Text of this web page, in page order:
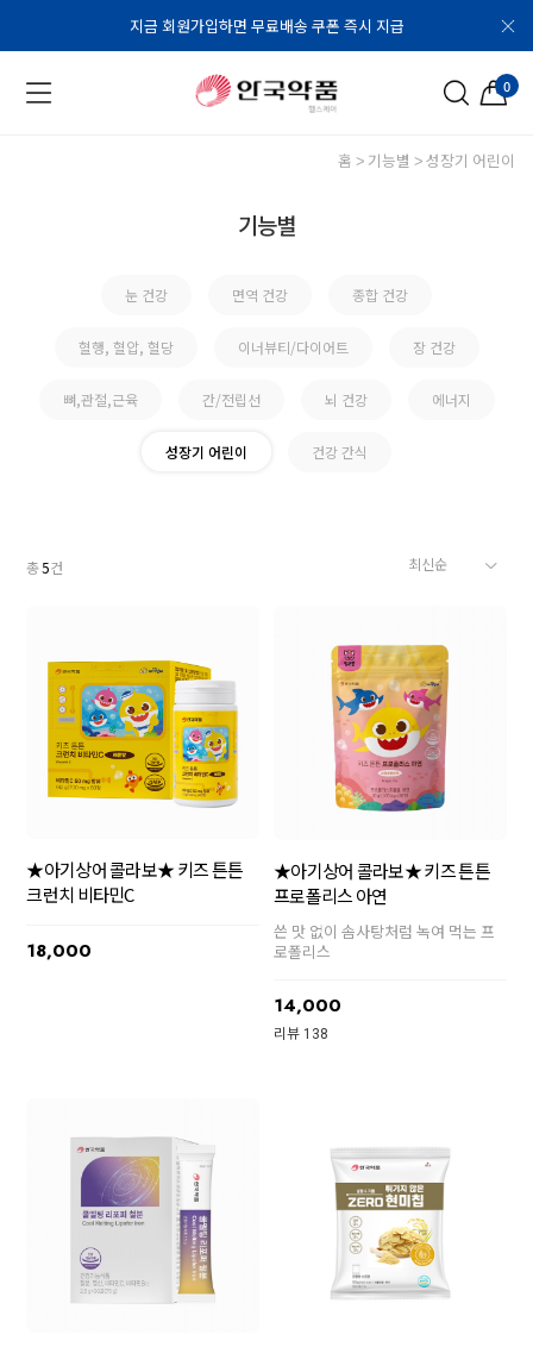
지금 회원가입하면 무료배송 쿠폰 즉시 지급
0
홈 기능별 성장기 어린이
기능별
눈 건강 면역 건강 종합 건강
혈행, 혈압, 혈당 이너뷰티/다이어트 장 건강
뼈,관절,근육 간/전립선 뇌 건강 에너지
성장기 어린이 건강 간식
총5건
★아기상어 콜라보★ 키즈 튼튼
크런치 비타민C
18,000
★아기상어 콜라보★ 키즈 튼튼
프로폴리스 아연
쓴 맛 없이 솜사탕처럼 녹여 먹는 프
로폴리스
14,000
리뷰 138